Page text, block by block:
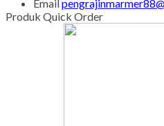
SMS085646760871
Call Center085646760871
Whatsapp